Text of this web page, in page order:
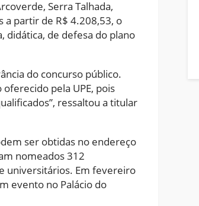
Serra Talhada,
a partir de R$ 4.208,53, o
didática, de defesa do plano
do concurso público.
pela UPE, pois
ressaltou a titular
ser obtidas no endereço
nomeados 312
universitários. Em fevereiro
evento no Palácio do